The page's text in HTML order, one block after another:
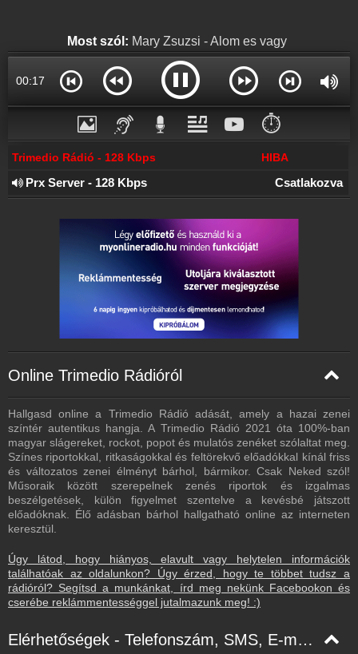
Most szól: Mary Zsuzsi - Alom es vagy
00:17
⏱️
Trimedio Rádió - 128 Kbps HIBA
Prx Server - 128 Kbps Csatlakozva
Online Trimedio Rádióról
Hallgasd online a Trimedio Rádió adását, amely a hazai zenei
színtér autentikus hangja. A Trimedio Rádió 2021 óta 100%-ban
magyar slágereket, rockot, popot és mulatós zenéket szólaltat meg.
Színes riportokkal, ritkaságokkal és feltörekvő előadókkal kínál friss
és változatos zenei élményt bárhol, bármikor. Csak Neked szól!
Műsoraik között szerepelnek zenés riportok és izgalmas
beszélgetések, külön figyelmet szentelve a kevésbé játszott
előadóknak. Élő adásban bárhol hallgatható online az interneten
keresztül.
Úgy látod, hogy hiányos, elavult vagy helytelen információk
találhatóak az oldalunkon? Úgy érzed, hogy te többet tudsz a
rádióról? Segítsd a munkánkat, írd meg nekünk Facebookon és
cserébe reklámmentességgel jutalmazunk meg! :)
Elérhetőségek - Telefonszám, SMS, E-mail, Facebook